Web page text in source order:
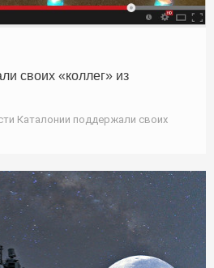
своих «коллег» из
Каталонии поддержали своих